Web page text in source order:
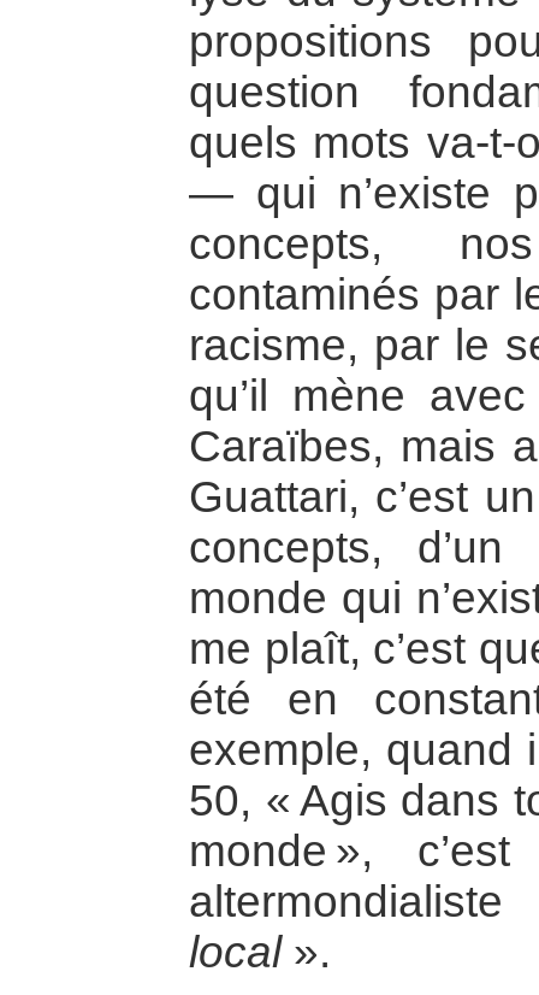
propositions
question
quels mots va-t-
— qui n’existe
concepts,
contaminés par
racisme, par le
qu’il mène
Caraïbes, mais
Guattari, c’est
concepts,
monde qui
me plaît, c’est
été en
exemple, quand
50, « Agis dans
monde »,
local ».